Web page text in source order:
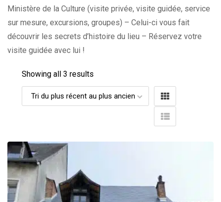
Ministère de la Culture (visite privée, visite guidée, service
sur mesure, excursions, groupes) – Celui-ci vous fait
découvrir les secrets d’histoire du lieu – Réservez votre
visite guidée avec lui !
Showing all 3 results